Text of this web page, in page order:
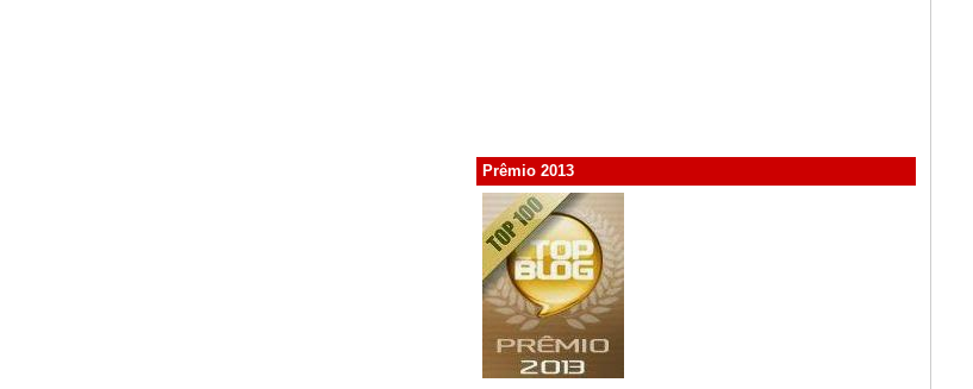
Prêmio 2013